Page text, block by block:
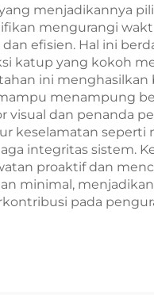
menjadikannya
mengurangi
efisien. Hal ini
katup yang kokoh
ini menghasilkan
menampung
dan penanda
keselamatan
integritas sistem.
proaktif dan
minimal,
pada